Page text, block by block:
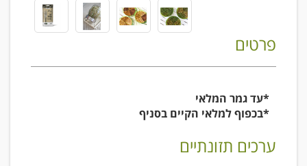
פרטים
*עד גמר המלאי
*בכפוף למלאי הקיים בסניף
ערכים תזונתיים